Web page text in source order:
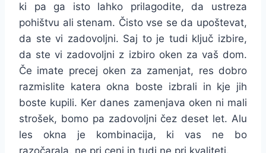
ki pa ga isto lahko prilagodite, da ustreza
pohištvu ali stenam. Čisto vse se da upoštevat,
da ste vi zadovoljni. Saj to je tudi ključ izbire,
da ste vi zadovoljni z izbiro oken za vaš dom.
Če imate precej oken za zamenjat, res dobro
razmislite katera okna boste izbrali in kje jih
boste kupili. Ker danes zamenjava oken ni mali
strošek, bomo pa zadovoljni čez deset let. Alu
les okna je kombinacija, ki vas ne bo